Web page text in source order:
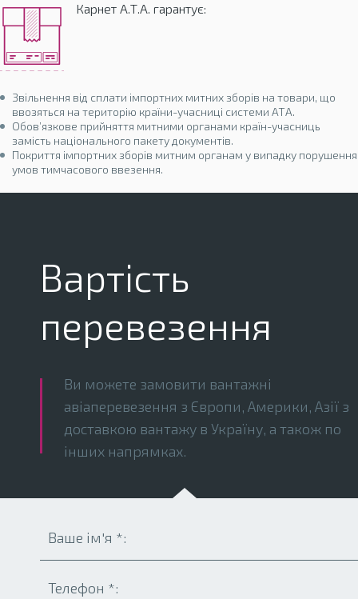
Карнет А.Т.А. гарантує:
Звільнення від сплати імпортних митних зборів на товари, що
ввозяться на територію країни-учасниці системи АТА.
Обов’язкове прийняття митними органами країн-учасниць
замість національного пакету документів.
Покриття імпортних зборів митним органам у випадку порушення
умов тимчасового ввезення.
Вартість
перевезення
Ви можете замовити вантажні
авіаперевезення з Європи, Америки, Азії з
доставкою вантажу в Україну, а також по
інших напрямках.